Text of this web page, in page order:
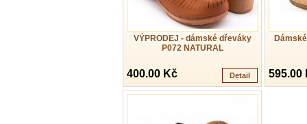
VÝPRODEJ - dámské dřeváky
P072 NATURAL
400.00 Kč Detail 595.00